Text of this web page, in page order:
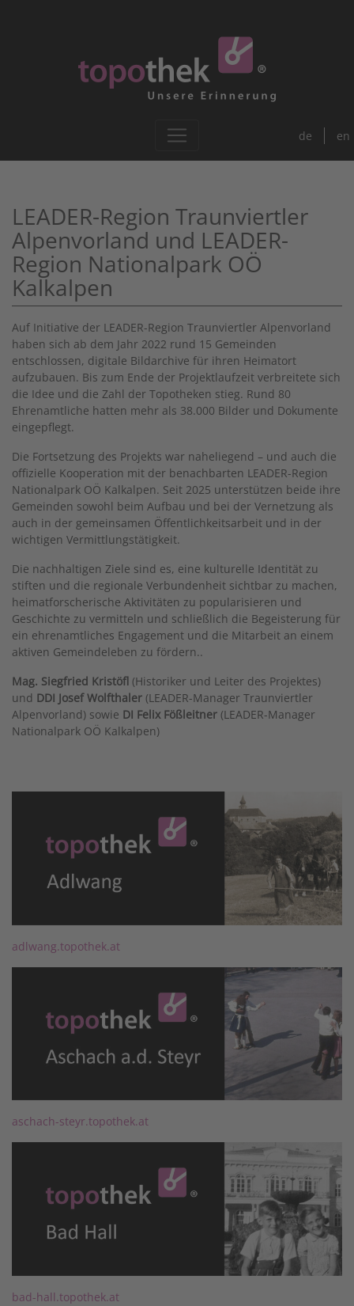
de en
LEADER-Region Traunviertler
Alpenvorland und LEADER-
Region Nationalpark OÖ
Kalkalpen
Auf Initiative der LEADER-Region Traunviertler Alpenvorland
haben sich ab dem Jahr 2022 rund 15 Gemeinden
entschlossen, digitale Bildarchive für ihren Heimatort
aufzubauen. Bis zum Ende der Projektlaufzeit verbreitete sich
die Idee und die Zahl der Topotheken stieg. Rund 80
Ehrenamtliche hatten mehr als 38.000 Bilder und Dokumente
eingepflegt.
Die Fortsetzung des Projekts war naheliegend – und auch die
offizielle Kooperation mit der benachbarten LEADER-Region
Nationalpark OÖ Kalkalpen. Seit 2025 unterstützen beide ihre
Gemeinden sowohl beim Aufbau und bei der Vernetzung als
auch in der gemeinsamen Öffentlichkeitsarbeit und in der
wichtigen Vermittlungstätigkeit.
Die nachhaltigen Ziele sind es, eine kulturelle Identität zu
stiften und die regionale Verbundenheit sichtbar zu machen,
heimatforscherische Aktivitäten zu popularisieren und
Geschichte zu vermitteln und schließlich die Begeisterung für
ein ehrenamtliches Engagement und die Mitarbeit an einem
aktiven Gemeindeleben zu fördern..
Mag. Siegfried Kristöfl (Historiker und Leiter des Projektes)
und DDI Josef Wolfthaler (LEADER-Manager Traunviertler
Alpenvorland) sowie DI Felix Fößleitner (LEADER-Manager
Nationalpark OÖ Kalkalpen)
adlwang.topothek.at
aschach-steyr.topothek.at
bad-hall.topothek.at